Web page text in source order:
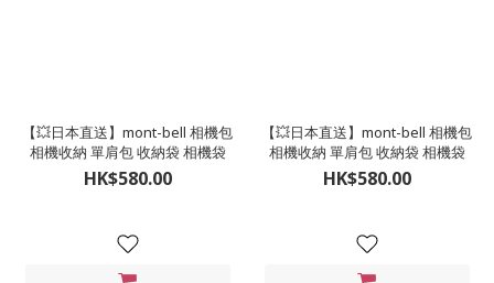
【💥日本直送】mont-bell 相機包
相機收納 單肩包 收納袋 相機袋
HK$580.00
【💥日本直送】mont-bell 相機包
相機收納 單肩包 收納袋 相機袋
HK$580.00